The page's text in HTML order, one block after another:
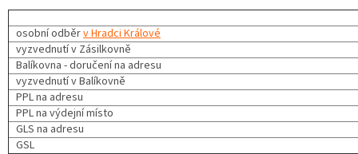
osobní odběrv Hradci Králové
vyzvednutí v Zásilkovně
Balíkovna - doručení na adresu
vyzvednutí v Balíkovně
PPL na adresu
PPL na výdejní místo
GLS na adresu
GSL